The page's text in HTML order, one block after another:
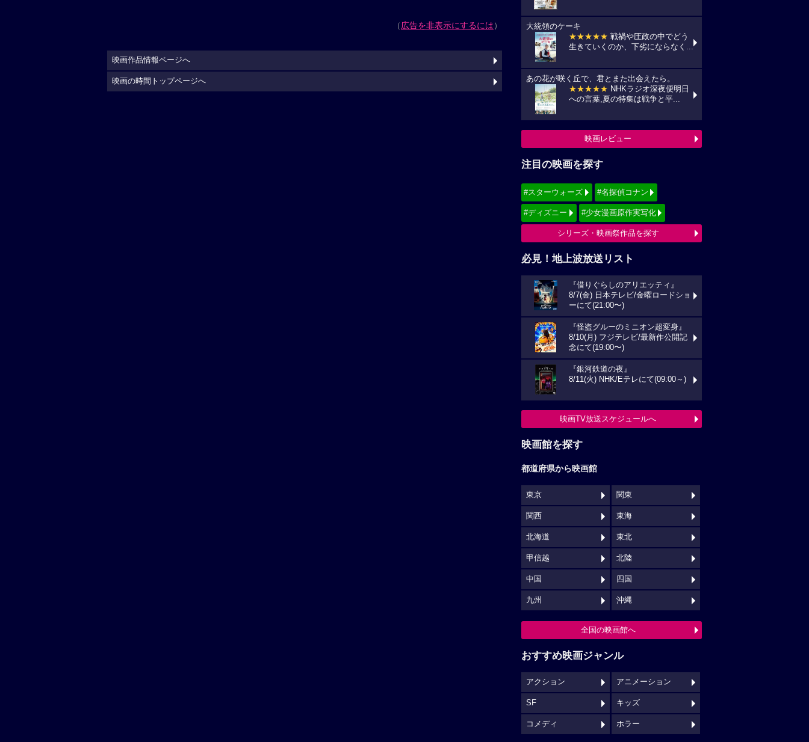
（広告を非表示にするには）
大統領のケーキ
★★★★★ 戦禍や圧政の中でどう
生きていくのか、下劣にならなく...
あの花が咲く丘で、君とまた出会えたら。
★★★★★ NHKラジオ深夜便明日
への言葉,夏の特集は戦争と平...
映画レビュー
注目の映画を探す
#スターウォーズ #名探偵コナン
#ディズニー #少女漫画原作実写化
シリーズ・映画祭作品を探す
必見！地上波放送リスト
『借りぐらしのアリエッティ』
8/7(金) 日本テレビ/金曜ロードショ
ーにて(21:00〜)
『怪盗グルーのミニオン超変身』
8/10(月) フジテレビ/最新作公開記
念にて(19:00〜)
『銀河鉄道の夜』
8/11(火) NHK/Eテレにて(09:00～)
映画TV放送スケジュールへ
映画館を探す
都道府県から映画館
東京 関東
関西 東海
北海道 東北
甲信越 北陸
中国 四国
九州 沖縄
全国の映画館へ
おすすめ映画ジャンル
アクション アニメーション
SF キッズ
コメディ ホラー
映画作品情報ページへ
映画の時間トップページへ